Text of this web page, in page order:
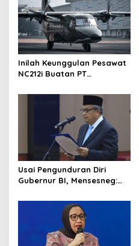
Inilah Keunggulan Pesawat
NC212i Buatan PT
Dukung Berbagai Operasi
Usai Pengunduran Diri
Gubernur BI, Mensesneg:
Pemberhentian dengan